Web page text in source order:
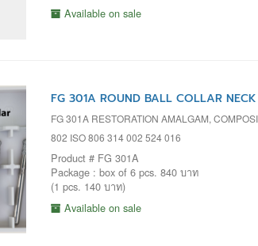
Available on sale
FG 301A ROUND BALL COLLAR
FG 301A RESTORATION AMALGAM,
802 ISO 806 314 002 524 016
Product # FG 301A
Package : box of 6 pcs. 840 บาท
(1 pcs. 140 บาท)
Available on sale